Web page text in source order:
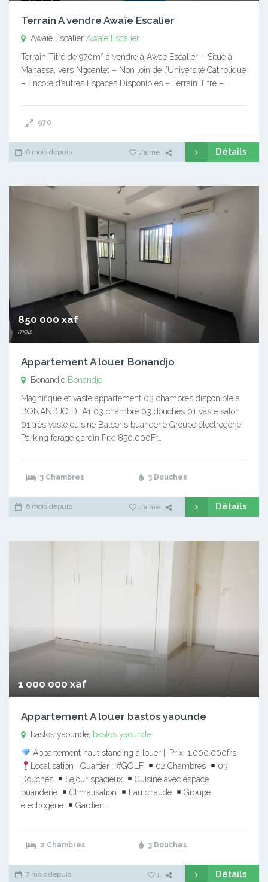
Terrain A vendre Awaïe Escalier
Awaïe Escalier Awaïe Escalier
Terrain Titré de 970m² à vendre à Awae Escalier – Situé à
Manassa, vers Ngoantet – Non loin de l’Université Catholique
– Encore d’autres Espaces Disponibles – Terrain Titré –…
970
6 mois depuis J'aime Détails
850 000 xaf
mois
Appartement A louer Bonandjo
Bonandjo Bonandjo
Magnifique et vaste appartement 03 chambres disponible à
BONANDJO DLA1 03 chambre 03 douches 01 vaste salon
01 très vaste cuisine Balcons buanderie Groupe électrogène
Parking forage gardin Prx: 850.000Fr…
3 Chambres 3 Douches
6 mois depuis J'aime Détails
1 000 000 xaf
Appartement A louer bastos yaounde
bastos yaounde, bastos yaounde
Appartement haut standing à louer || Prix: 1.000.000frs
Localisation | Quartier : #GOLF
02 Chambres
03
Douches
Séjour spacieux
Cuisine avec espace
buanderie
Climatisation Eau chaude
Groupe
électrogène
Gardien…
2 Chambres 3 Douches
7 mois depuis 1 Détails